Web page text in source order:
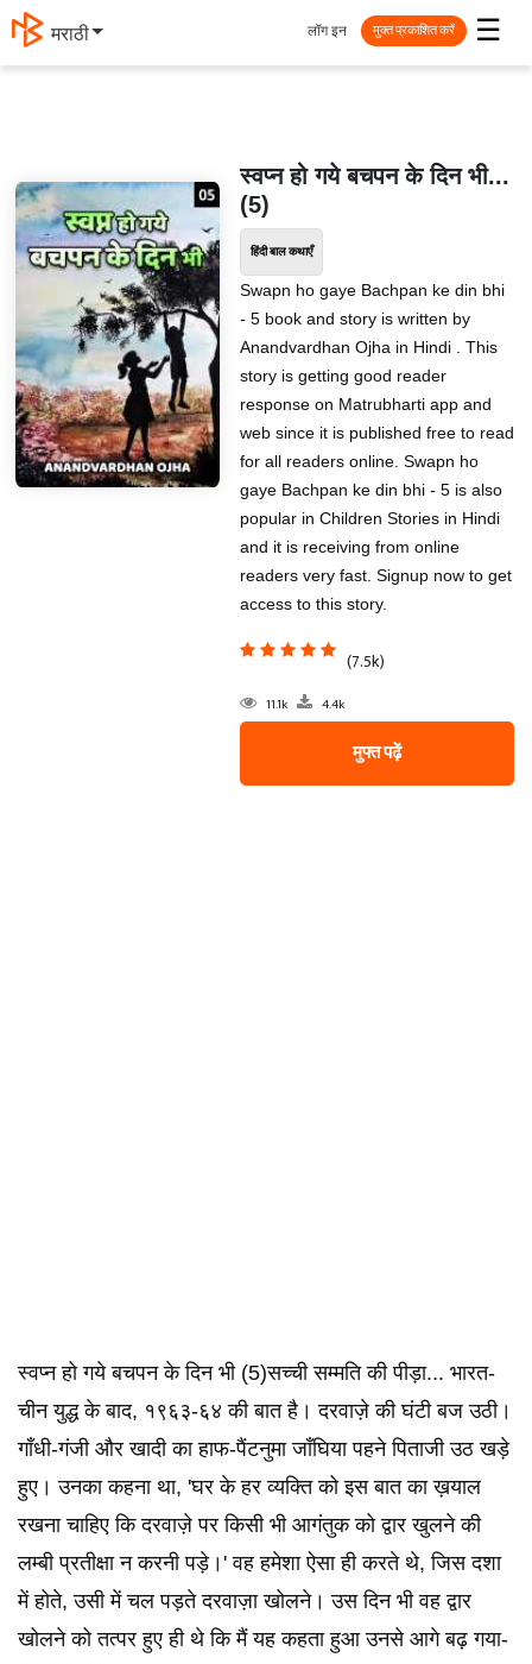
मराठी ☰
लॉग इन मुक्त प्रकाशित करें
स्वप्न हो गये बचपन के दिन भी...
(5)
हिंदी बाल कथाएँ
Swapn ho gaye Bachpan ke din bhi
- 5 book and story is written by
Anandvardhan Ojha in Hindi . This
story is getting good reader
response on Matrubharti app and
web since it is published free to read
for all readers online. Swapn ho
gaye Bachpan ke din bhi - 5 is also
popular in Children Stories in Hindi
and it is receiving from online
readers very fast. Signup now to get
access to this story.
(7.5k)
11.1k 4.4k
मुफ्त पढ़ें
स्वप्न हो गये बचपन के दिन भी (5)सच्ची सम्मति की पीड़ा... भारत-
चीन युद्ध के बाद, १९६३-६४ की बात है। दरवाज़े की घंटी बज उठी।
गाँधी-गंजी और खादी का हाफ-पैंटनुमा जाँघिया पहने पिताजी उठ खड़े
हुए। उनका कहना था, 'घर के हर व्यक्ति को इस बात का ख़याल
रखना चाहिए कि दरवाज़े पर किसी भी आगंतुक को द्वार खुलने की
लम्बी प्रतीक्षा न करनी पड़े।' वह हमेशा ऐसा ही करते थे, जिस दशा
में होते, उसी में चल पड़ते दरवाज़ा खोलने। उस दिन भी वह द्वार
खोलने को तत्पर हुए ही थे कि मैं यह कहता हुआ उनसे आगे बढ़ गया-